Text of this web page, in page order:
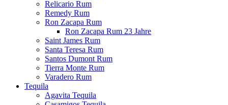
Relicario Rum
Remedy Rum
Ron Zacapa Rum
Ron Zacapa Rum 23 Jahre
Saint James Rum
Santa Teresa Rum
Santos Dumont Rum
Tierra Monte Rum
Varadero Rum
Tequila
Agavita Tequila